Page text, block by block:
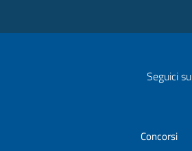
Seguici su
Concorsi